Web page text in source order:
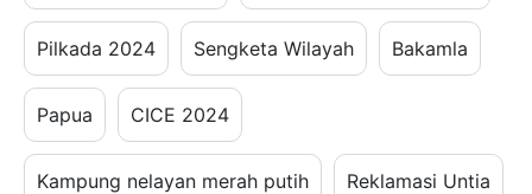
Pilkada 2024 Sengketa Wilayah Bakamla
Papua CICE 2024
Kampung nelayan merah putih Reklamasi Untia